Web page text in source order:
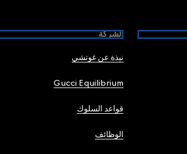
الشركة
نبذة عن غوتشي
Gucci Equilibrium
قواعد السلوك
الوظائف